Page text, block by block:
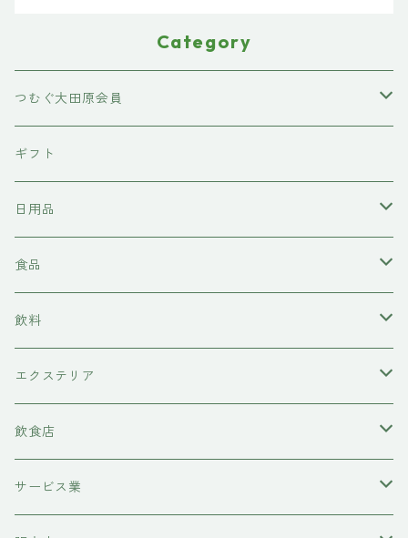
Category
つむぐ大田原会員
東京石材
岩上商店
稲見商店
momo farm
前田牧場
吉岡食品工業
ハニーラルヴァ
ギフト
日用品
洗剤
雑貨
コースター
ヘアケア
シャンプー
コンディショナー
水槽底床
コースター
食品
味噌
カレー
牛肉
糀
飲料
日本酒
ワイン
甘酒
エクステリア
物置
飲食店
レストラン
サービス業